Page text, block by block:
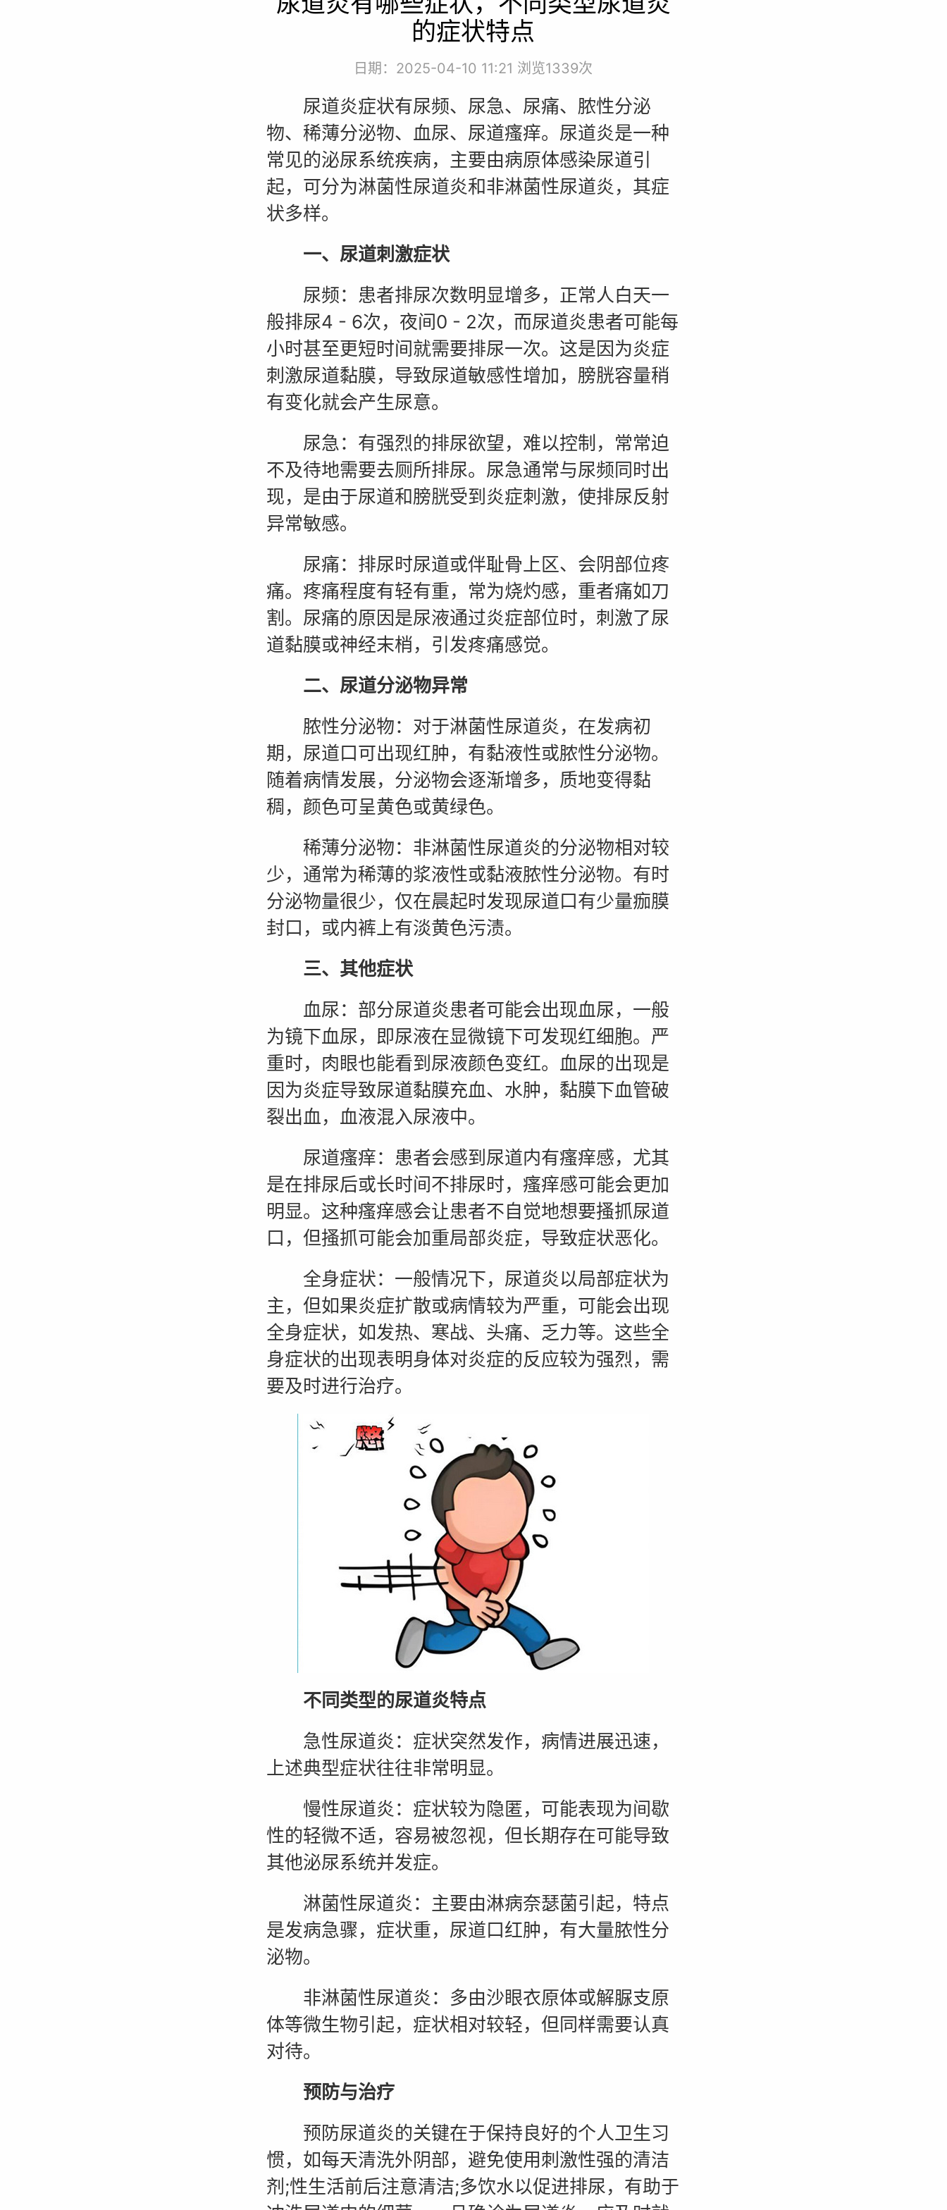
的症状特点
日期：2025-04-10 11:21 浏览1339次
尿道炎症状有尿频、尿急、尿痛、脓性分泌
物、稀薄分泌物、血尿、尿道瘙痒。尿道炎是一种
常见的泌尿系统疾病，主要由病原体感染尿道引
起，可分为淋菌性尿道炎和非淋菌性尿道炎，其症
状多样。
一、尿道刺激症状
尿频：患者排尿次数明显增多，正常人白天一
般排尿4 - 6次，夜间0 - 2次，而尿道炎患者可能每
小时甚至更短时间就需要排尿一次。这是因为炎症
刺激尿道黏膜，导致尿道敏感性增加，膀胱容量稍
有变化就会产生尿意。
尿急：有强烈的排尿欲望，难以控制，常常迫
不及待地需要去厕所排尿。尿急通常与尿频同时出
现，是由于尿道和膀胱受到炎症刺激，使排尿反射
异常敏感。
尿痛：排尿时尿道或伴耻骨上区、会阴部位疼
痛。疼痛程度有轻有重，常为烧灼感，重者痛如刀
割。尿痛的原因是尿液通过炎症部位时，刺激了尿
道黏膜或神经末梢，引发疼痛感觉。
二、尿道分泌物异常
脓性分泌物：对于淋菌性尿道炎，在发病初
期，尿道口可出现红肿，有黏液性或脓性分泌物。
随着病情发展，分泌物会逐渐增多，质地变得黏
稠，颜色可呈黄色或黄绿色。
稀薄分泌物：非淋菌性尿道炎的分泌物相对较
少，通常为稀薄的浆液性或黏液脓性分泌物。有时
分泌物量很少，仅在晨起时发现尿道口有少量痂膜
封口，或内裤上有淡黄色污渍。
三、其他症状
血尿：部分尿道炎患者可能会出现血尿，一般
为镜下血尿，即尿液在显微镜下可发现红细胞。严
重时，肉眼也能看到尿液颜色变红。血尿的出现是
因为炎症导致尿道黏膜充血、水肿，黏膜下血管破
裂出血，血液混入尿液中。
尿道瘙痒：患者会感到尿道内有瘙痒感，尤其
是在排尿后或长时间不排尿时，瘙痒感可能会更加
明显。这种瘙痒感会让患者不自觉地想要搔抓尿道
口，但搔抓可能会加重局部炎症，导致症状恶化。
全身症状：一般情况下，尿道炎以局部症状为
主，但如果炎症扩散或病情较为严重，可能会出现
全身症状，如发热、寒战、头痛、乏力等。这些全
身症状的出现表明身体对炎症的反应较为强烈，需
要及时进行治疗。
不同类型的尿道炎特点
急性尿道炎：症状突然发作，病情进展迅速，
上述典型症状往往非常明显。
慢性尿道炎：症状较为隐匿，可能表现为间歇
性的轻微不适，容易被忽视，但长期存在可能导致
其他泌尿系统并发症。
淋菌性尿道炎：主要由淋病奈瑟菌引起，特点
是发病急骤，症状重，尿道口红肿，有大量脓性分
泌物。
非淋菌性尿道炎：多由沙眼衣原体或解脲支原
体等微生物引起，症状相对较轻，但同样需要认真
对待。
预防与治疗
预防尿道炎的关键在于保持良好的个人卫生习
惯，如每天清洗外阴部，避免使用刺激性强的清洁
剂;性生活前后注意清洁;多饮水以促进排尿，有助于